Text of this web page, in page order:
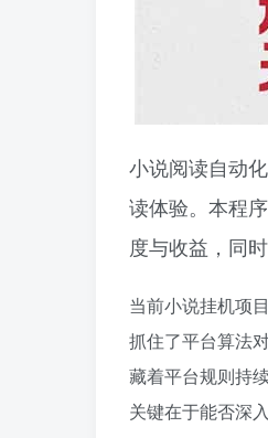
小说阅读自动
读体验。本程
度与收益，同
当前小说挂机项
抓住了平台算法
藏着平台规则持
关键在于能否深